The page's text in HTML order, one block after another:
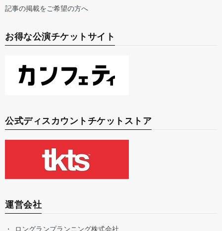
記事の掲載をご希望の方へ
お得な公演チケットサイト
公式ディスカウントチケットストア
運営会社
ロングランプランニング株式会社